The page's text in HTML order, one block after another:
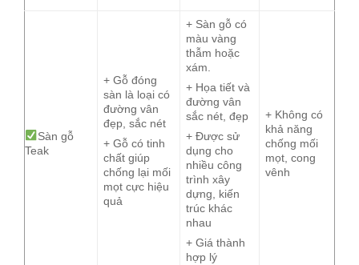
Sàn gỗ
Teak
+ Gỗ đóng
sàn là loại có
đường vân
đẹp, sắc nét
+ Gỗ có tinh
chất giúp
chống lại mối
mọt cực hiệu
quả
+ Sàn gỗ có
màu vàng
thẫm hoặc
xám.
+ Họa tiết và
đường vân
sắc nét, đẹp
+ Được sử
dụng cho
nhiều công
trình xây
dựng, kiến
trúc khác
nhau
+ Giá thành
hợp lý
+ Không có
khả năng
chống mối
mọt, cong
vênh